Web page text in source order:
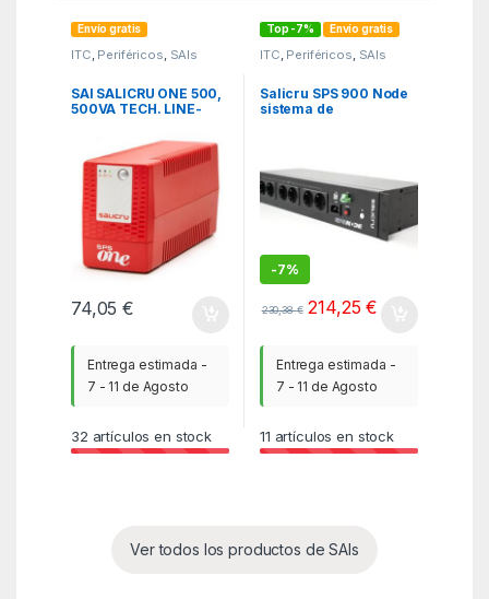
Envío gratis
ITC, Periféricos, SAIs
SAI SALICRU ONE 500,
500VA TECH. LINE-
AVR+SOFT/CONEXION
USB (SPS.500.ONE)
74,05€
Entrega estimada -
7 - 11 de Agosto
32 artículos en stock
Top -7% Envío gratis
ITC, Periféricos, SAIs
Salicru SPS 900 Node
sistema de
línea) o Standby
(Offline) 0,9 kVA 480 W
8 salidas AC
-7%
230,38€ 214,25€
Entrega estimada -
7 - 11 de Agosto
11 artículos en stock
Ver todos los productos de SAIs